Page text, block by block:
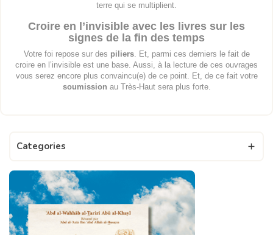
terre qui se multiplient.
Croire en l’invisible avec les livres sur les
signes de la fin des temps
Votre foi repose sur des piliers. Et, parmi ces derniers le fait de
croire en l’invisible est une base. Aussi, à la lecture de ces ouvrages
vous serez encore plus convaincu(e) de ce point. Et, de ce fait votre
soumission au Très-Haut sera plus forte.
Categories 